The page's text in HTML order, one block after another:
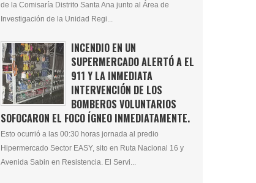
de la Comisaría Distrito Santa Ana junto al Área de
Investigación de la Unidad Regi...
INCENDIO EN UN
SUPERMERCADO ALERTÓ A EL
911 Y LA INMEDIATA
INTERVENCIÓN DE LOS
BOMBEROS VOLUNTARIOS
SOFOCARON EL FOCO ÍGNEO INMEDIATAMENTE.
Esto ocurrió a las 00:30 horas jornada al predio
Hipermercado Sector EASY, sito en Ruta Nacional 16 y
Avenida Sabin en Resistencia. El Servi...